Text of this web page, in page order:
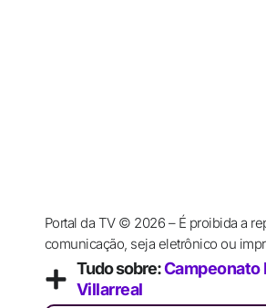
Portal da TV © 2026 – É proibida a
comunicação, seja eletrônico ou
Tudo sobre:Campeonato
Villarreal